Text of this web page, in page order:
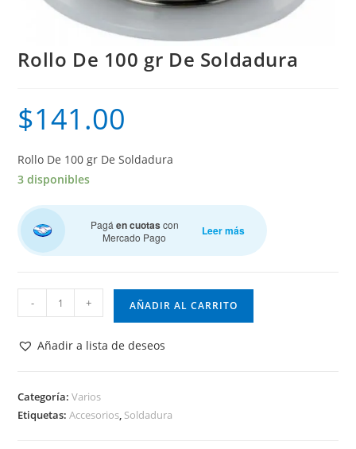
Rollo De 100 gr De Soldadura
$141.00
Rollo De 100 gr De Soldadura
3 disponibles
Pagáen cuotas con
Mercado Pago
Leer más
De
100
Soldadura
cantidad
- + AÑADIR AL CARRITO
Añadir a lista de deseos
Categoría:Varios
Etiquetas:Accesorios, Soldadura